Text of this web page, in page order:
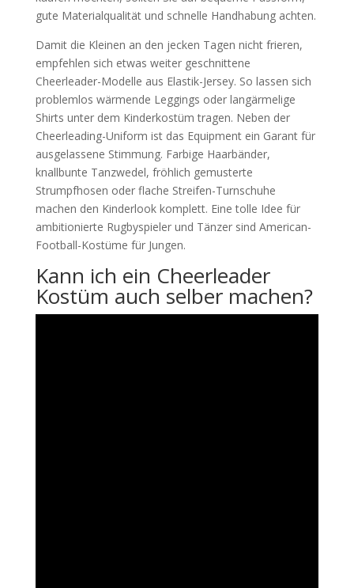
gute Materialqualität und schnelle Handhabung achten.
Damit die Kleinen an den jecken Tagen nicht frieren,
empfehlen sich etwas weiter geschnittene
Cheerleader-Modelle aus Elastik-Jersey. So lassen sich
problemlos wärmende Leggings oder langärmelige
Shirts unter dem Kinderkostüm tragen. Neben der
Cheerleading-Uniform ist das Equipment ein Garant für
ausgelassene Stimmung. Farbige Haarbänder,
knallbunte Tanzwedel, fröhlich gemusterte
Strumpfhosen oder flache Streifen-Turnschuhe
machen den Kinderlook komplett. Eine tolle Idee für
ambitionierte Rugbyspieler und Tänzer sind American-
Football-Kostüme für Jungen.
Kann ich ein Cheerleader
Kostüm auch selber machen?